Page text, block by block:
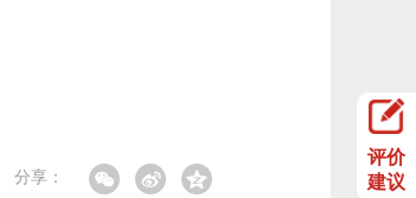
分享：
评价
建议